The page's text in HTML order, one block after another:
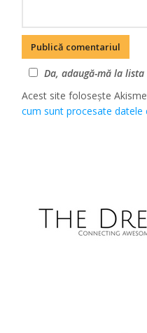
Da, adaugă-mă la
Acest site folosește
cum sunt procesate